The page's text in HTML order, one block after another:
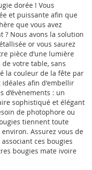
dorée ! Vous
et puissante afin que
que vous avez
? Nous avons la solution
or vous saurez
pièce d’une lumière
votre table, sans
la couleur de la fête par
idéales afin d'embellir
d’évènements : un
sophistiqué et élégant
de photophore ou
tiennent toute
Assurez vous de
ces bougies
bougies mate ivoire